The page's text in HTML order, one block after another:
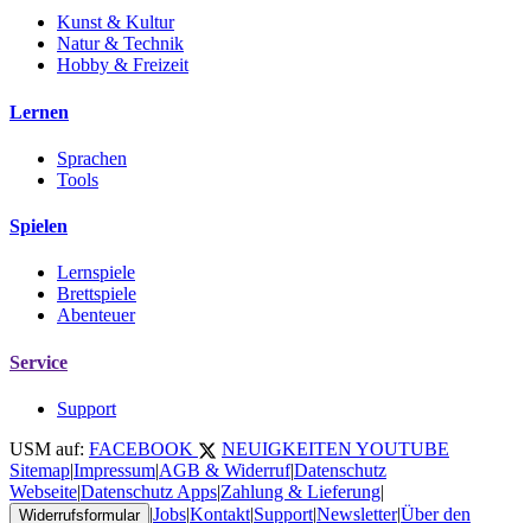
Kunst & Kultur
Natur & Technik
Hobby & Freizeit
Lernen
Sprachen
Tools
Spielen
Lernspiele
Brettspiele
Abenteuer
Service
Support
USM auf: FACEBOOK NEUIGKEITEN YOUTUBE
Sitemap|Impressum|AGB & Widerruf|Datenschutz
Webseite|Datenschutz Apps|Zahlung & Lieferung|
Widerrufsformular |Jobs|Kontakt|Support|Newsletter|Über den